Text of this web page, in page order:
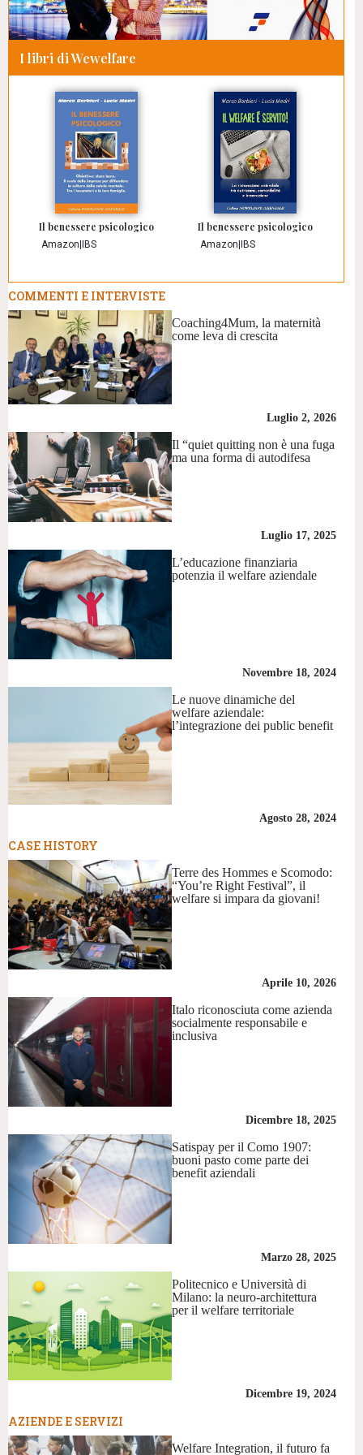
I libri di Wewelfare
Il benessere psicologico
Amazon IBS
Il benessere psicologico
Amazon IBS
COMMENTI E INTERVISTE
Coaching4Mum, la maternità
come leva di crescita
Luglio 2, 2026
Il “quiet quitting non è una fuga
ma una forma di autodifesa
Luglio 17, 2025
L’educazione finanziaria
potenzia il welfare aziendale
Novembre 18, 2024
Le nuove dinamiche del
welfare aziendale:
l’integrazione dei public benefit
Agosto 28, 2024
CASE HISTORY
Terre des Hommes e Scomodo:
“You’re Right Festival”, il
welfare si impara da giovani!
Aprile 10, 2026
Italo riconosciuta come azienda
socialmente responsabile e
inclusiva
Dicembre 18, 2025
Satispay per il Como 1907:
buoni pasto come parte dei
benefit aziendali
Marzo 28, 2025
Politecnico e Università di
Milano: la neuro-architettura
per il welfare territoriale
Dicembre 19, 2024
AZIENDE E SERVIZI
Welfare Integration, il futuro fa